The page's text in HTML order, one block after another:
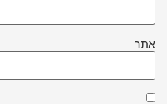
אתר